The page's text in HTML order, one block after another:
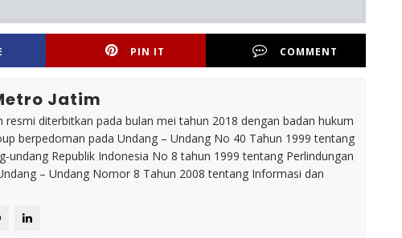
PIN IT COMMENT
Jatim
diterbitkan pada bulan mei tahun 2018 dengan badan hukum
berpedoman pada Undang – Undang No 40 Tahun 1999 tentang
undang Republik Indonesia No 8 tahun 1999 tentang Perlindungan
– Undang Nomor 8 Tahun 2008 tentang Informasi dan